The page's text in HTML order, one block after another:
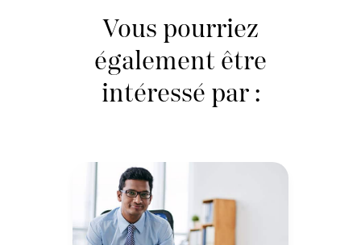
Vous pourriez
également être
intéressé par :